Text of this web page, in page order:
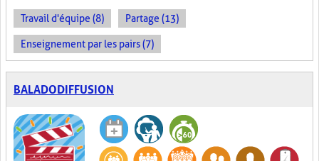
Travail d'équipe (8) Partage (13)
Enseignement par les pairs (7)
BALADODIFFUSION